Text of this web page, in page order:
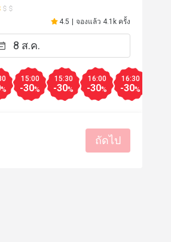
H***y
4.5 | จองแล้ว 4.1k ครั้ง
%
15:00
-30%
15:30
-30%
16:00
-30%
16:30
-30%
ถัดไป